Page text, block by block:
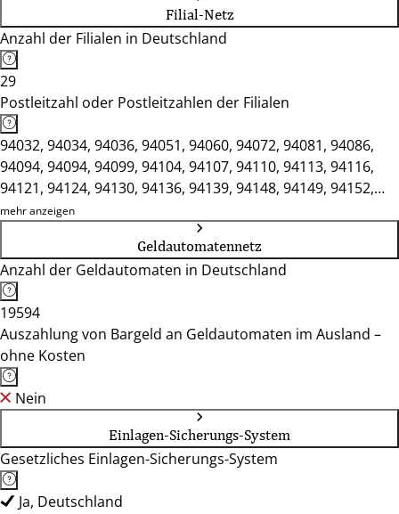
Filial-Netz
Anzahl der Filialen in Deutschland
29
Postleitzahl oder Postleitzahlen der Filialen
94032, 94034, 94036, 94051, 94060, 94072, 94081, 94086,
94094, 94094, 94099, 94104, 94107, 94110, 94113, 94116,
94121, 94124, 94130, 94136, 94139, 94148, 94149, 94152,
94161, 94474, 94496, 94501, 94535, 94538, 94544, 94575
mehr anzeigen
Geldautomatennetz
Anzahl der Geldautomaten in Deutschland
19594
Auszahlung von Bargeld an Geldautomaten im Ausland –
ohne Kosten
Nein
Einlagen-Sicherungs-System
Gesetzliches Einlagen-Sicherungs-System
Ja, Deutschland